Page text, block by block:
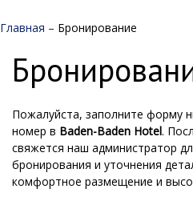
Главная – Бронирование
Пожалуйста, заполните форму
номер в Baden-Baden Hotel.
свяжется наш администратор
бронирования и уточнения
комфортное размещение и